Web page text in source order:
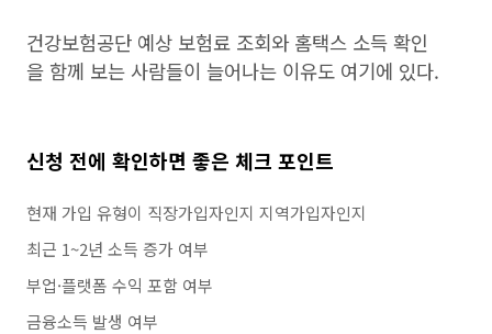
건강보험공단 예상 보험료 조회와 홈택스 소득 확인
을 함께 보는 사람들이 늘어나는 이유도 여기에 있다.
신청 전에 확인하면 좋은 체크 포인트
현재 가입 유형이 직장가입자인지 지역가입자인지
최근 1~2년 소득 증가 여부
부업·플랫폼 수익 포함 여부
금융소득 발생 여부